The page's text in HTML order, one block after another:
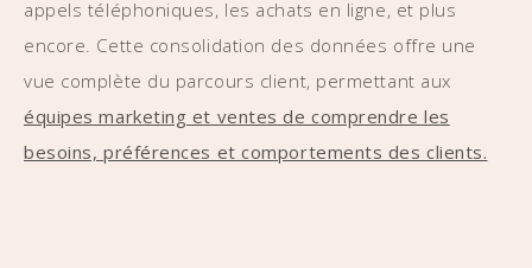
appels téléphoniques, les achats en ligne, et plus
encore. Cette consolidation des données offre une
vue complète du parcours client, permettant aux
équipes marketing et ventes de comprendre les
besoins, préférences et comportements des clients.